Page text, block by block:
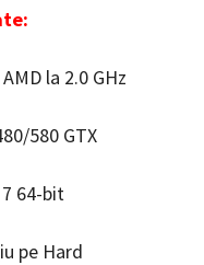
la 2.0 GHz
580 GTX
64-bit
pe Hard